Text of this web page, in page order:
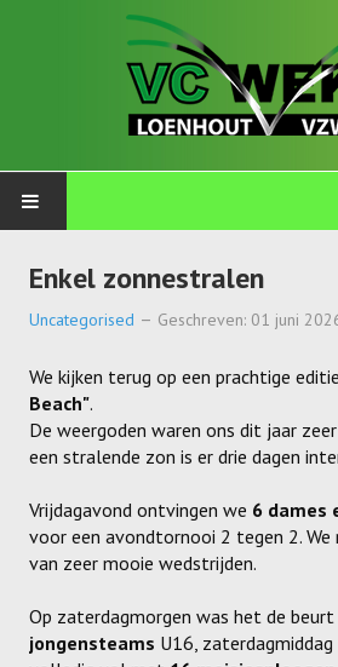
Talents
Jongens U11-A
Jongens U11-B
Jongens U11-C
Meisjes U11-D
Meisjes U11 E
Meisjes U13-A
Enkel zonnestralen
Uncategorised Geschreven: 01 juni
We kijken terug op een prachtige
Beach".
De weergoden waren ons dit jaar
een stralende zon is er drie dagen
Vrijdagavond ontvingen we 6 dames
voor een avondtornooi 2 tegen 2.
van zeer mooie wedstrijden.
Op zaterdagmorgen was het de beurt
jongensteams U16,